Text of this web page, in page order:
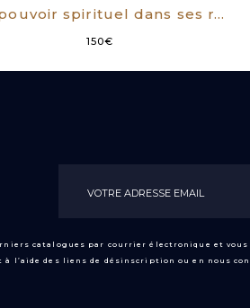
Du pouvoir spirituel dans ses rapports avec l’Etat, depuis l’origine de la monarchie française jusqu’à la révolution de 1830, par M. Filon.
150€
catalogues par courrier électronique et
l’aide des liens de désinscription ou en nous